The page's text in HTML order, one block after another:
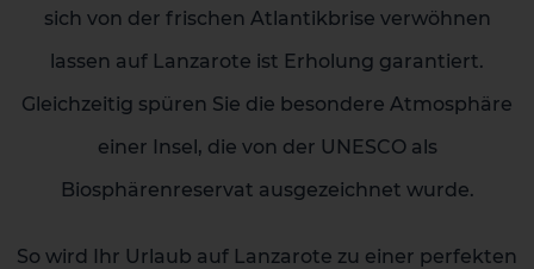
sich von der frischen Atlantikbrise verwöhnen
lassen auf Lanzarote ist Erholung garantiert.
Gleichzeitig spüren Sie die besondere Atmosphäre
einer Insel, die von der UNESCO als
Biosphärenreservat ausgezeichnet wurde.
So wird Ihr Urlaub auf Lanzarote zu einer perfekten